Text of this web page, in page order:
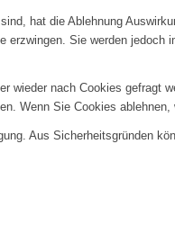
hat die Ablehnung
Sie werden
nach Cookies gefragt
Wenn Sie Cookies
Aus Sicherheitsgründen